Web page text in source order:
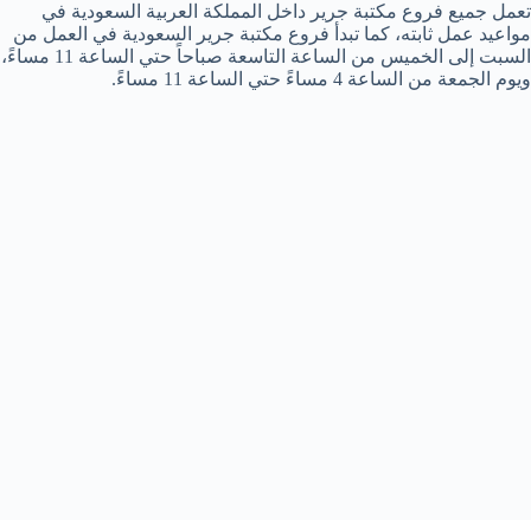
تعمل جميع فروع مكتبة جرير داخل المملكة العربية السعودية في
مواعيد عمل ثابته، كما تبدأ فروع مكتبة جرير السعودية في العمل من
السبت إلى الخميس من الساعة التاسعة صباحاً حتي الساعة 11 مساءً،
ويوم الجمعة من الساعة 4 مساءً حتي الساعة 11 مساءً.